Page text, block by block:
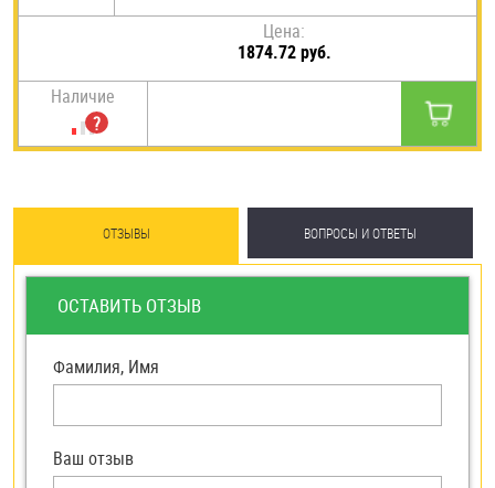
Цена:
1874.72 руб.
Наличие
ОТЗЫВЫ ВОПРОСЫ И ОТВЕТЫ
ОСТАВИТЬ ОТЗЫВ
Фамилия, Имя
Ваш отзыв